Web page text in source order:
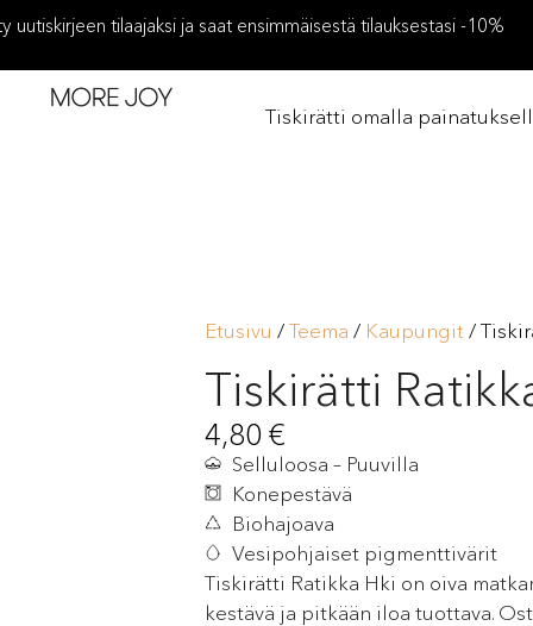
uutiskirjeen tilaajaksi ja saat ensimmäisestä tilauksestasi -10%
Tiskirätti omalla
Etusivu /Teema / Kaupungit/
Tiskirätti
4,80 €
Selluloosa – Puuvilla
Konepestävä
Biohajoava
Vesipohjaiset pigmenttivärit
Tiskirätti Ratikka Hki on oiva
kestävä ja pitkään iloa tuottava.